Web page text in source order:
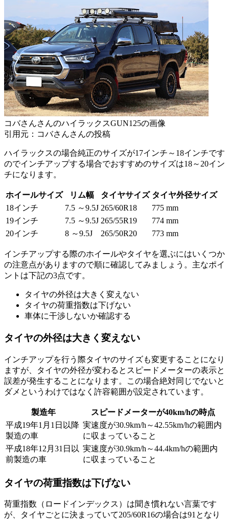
コバさんさんのハイラックスGUN125の画像
引用元：コバさんさんの投稿
ハイラックスの場合純正のサイズが17インチ～18インチです
のでインチアップする場合でおすすめのサイズは18～20イン
チになります。
ホイールサイズ リム幅 タイヤサイズ タイヤ外径サイズ
18インチ
7.5 ～9.5J 265/60R18
775 mm
19インチ
7.5 ～9.5J 265/55R19
774 mm
20インチ
8 ～9.5J 265/50R20 773 mm
インチアップする際のホイールやタイヤを選ぶにはいくつか
の注意点がありますので順に確認してみましょう。主なポイ
ントは下記の3点です。
タイヤの外径は大きく変えない
タイヤの荷重指数は下げない
車体に干渉しないか確認する
タイヤの外径は大きく変えない
インチアップを行う際タイヤのサイズも変更することになり
ますが、タイヤの外径が変わるとスピードメーターの表示と
誤差が発生することになります。この場合絶対同じでないと
ダメというわけではなく許容範囲が設定されています。
製造年
スピードメーターが40km/hの時点
平成19年1月1日以降
製造の車
実速度が30.9km/h～42.55km/hの範囲内
に収まっていること
平成18年12月31日以
前製造の車
実速度が30.9km/h～44.4km/hの範囲内
に収まっていること
タイヤの荷重指数は下げない
荷重指数（ロードインデックス）は聞き慣れない言葉です
が、タイヤごとに決まっていて205/60R16の場合は91となり